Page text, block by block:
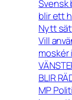
Svensk
blir ett
Nytt
Vill
moskér
BLIR
MP